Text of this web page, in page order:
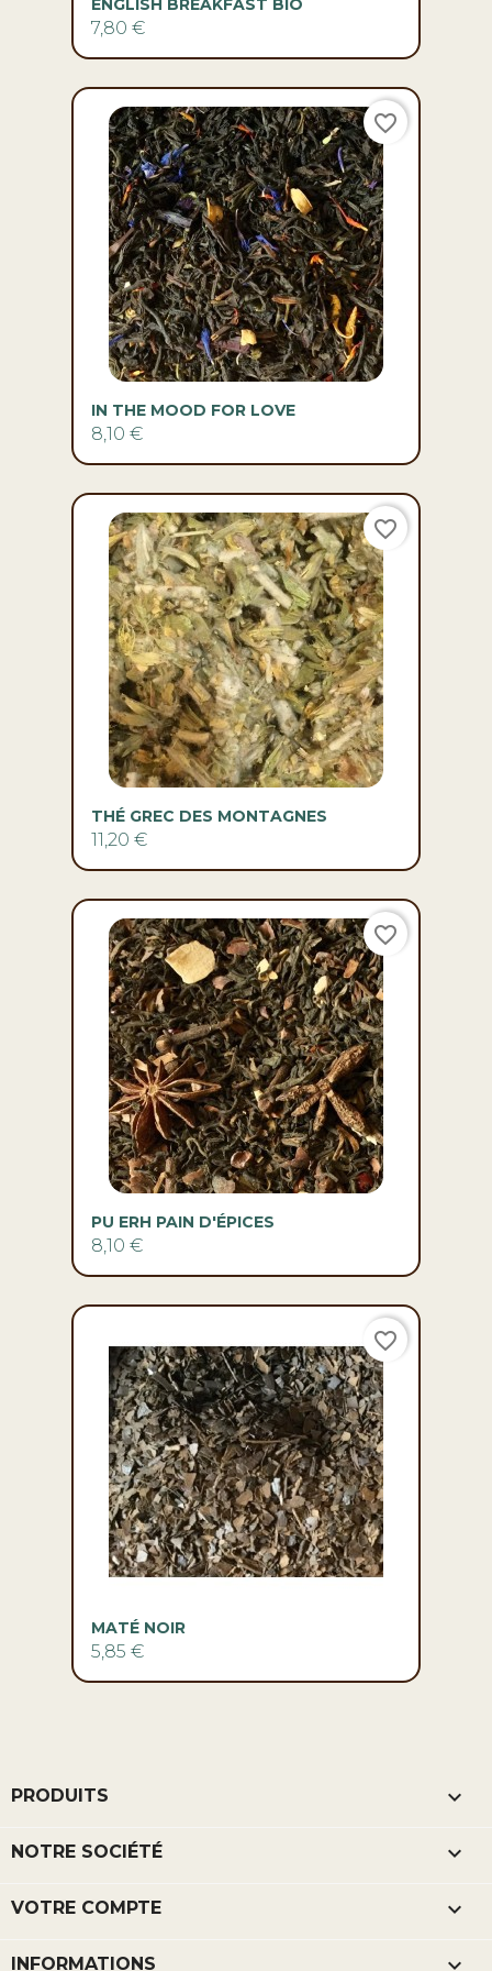
ENGLISH BREAKFAST BIO
7,80 €
IN THE MOOD FOR LOVE
8,10 €
favorite_border
THÉ GREC DES MONTAGNES
11,20 €
favorite_border
PU ERH PAIN D'ÉPICES
8,10 €
favorite_border
MATÉ NOIR
5,85 €
favorite_border
PRODUITS 
NOTRE SOCIÉTÉ 
VOTRE COMPTE 
INFORMATIONS